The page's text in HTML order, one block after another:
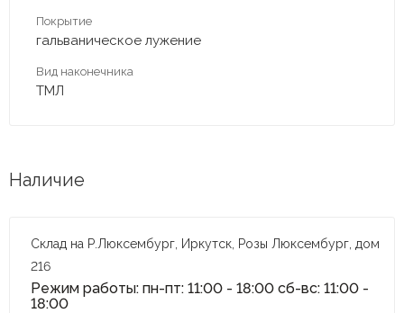
Покрытие
гальваническое лужение
Вид наконечника
ТМЛ
Наличие
Склад на Р.Люксембург, Иркутск, Розы Люксембург, дом
216
Режим работы: пн-пт: 11:00 - 18:00 сб-вс: 11:00 -
18:00